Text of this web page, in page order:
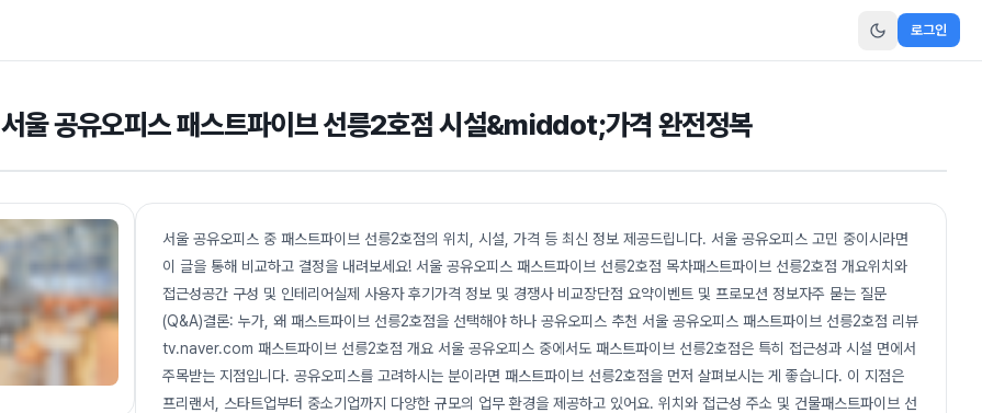
로그인
서울 공유오피스 패스트파이브 선릉2호점 시설&middot;가격 완전정복
서울 공유오피스 중 패스트파이브 선릉2호점의 위치, 시설, 가격 등 최신 정보 제공드립니다. 서울 공유오피스 고민 중이시라면
이 글을 통해 비교하고 결정을 내려보세요! 서울 공유오피스 패스트파이브 선릉2호점 목차패스트파이브 선릉2호점 개요위치와
접근성공간 구성 및 인테리어실제 사용자 후기가격 정보 및 경쟁사 비교장단점 요약이벤트 및 프로모션 정보자주 묻는 질문
(Q&A)결론: 누가, 왜 패스트파이브 선릉2호점을 선택해야 하나 공유오피스 추천 서울 공유오피스 패스트파이브 선릉2호점 리뷰
tv.naver.com 패스트파이브 선릉2호점 개요 서울 공유오피스 중에서도 패스트파이브 선릉2호점은 특히 접근성과 시설 면에서
주목받는 지점입니다. 공유오피스를 고려하시는 분이라면 패스트파이브 선릉2호점을 먼저 살펴보시는 게 좋습니다. 이 지점은
프리랜서, 스타트업부터 중소기업까지 다양한 규모의 업무 환경을 제공하고 있어요. 위치와 접근성 주소 및 건물패스트파이브 선